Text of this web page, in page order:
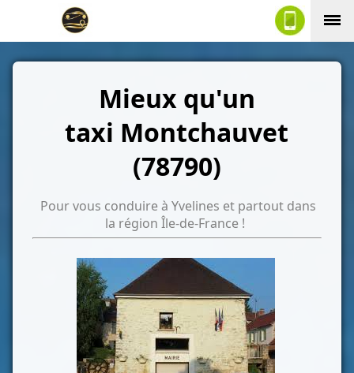
Mieux qu'un
taxi Montchauvet
(78790)
Pour vous conduire à Yvelines et partout dans
la région Île-de-France !